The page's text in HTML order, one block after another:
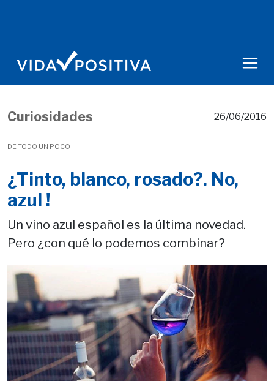
Curiosidades
DE TODO UN POCO
26/06/2016
¿Tinto, blanco, rosado?. No,
azul !
Un vino azul español es la última novedad.
Pero ¿con qué lo podemos combinar?